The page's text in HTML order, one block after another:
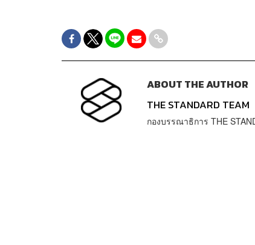
ABOUT THE AUTHOR
THE STANDARD TEAM
กองบรรณาธิการ THE